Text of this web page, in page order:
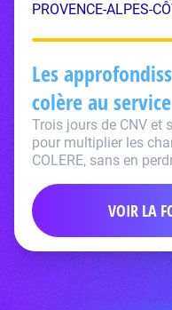
PROVENCE-ALPES-
Les
colère au
Trois jours de CNV et
pour multiplier les
COLERE, sans en
VOIR LA